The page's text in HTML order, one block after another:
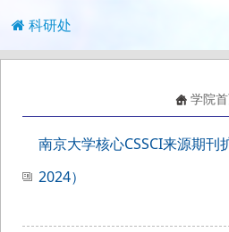
科研处
学院
南京大学核心CSSCI来源期刊
2024）